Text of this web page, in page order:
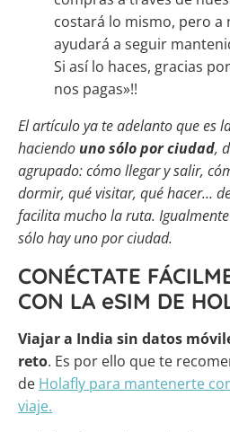
costará lo mismo, pero a
ayudará a seguir
Si así lo haces, gracias
nos pagas»!!
El artículo ya te adelanto que es
haciendo uno sólo por ciudad,
agrupado: cómo llegar y salir,
dormir, qué visitar, qué hacer…
facilita mucho la ruta.
sólo hay uno por ciudad.
CONÉCTATE
CON LA eSIM DE
Viajar a India sin datos
reto. Es por ello que te
de Holafly para mantenerte
viaje.